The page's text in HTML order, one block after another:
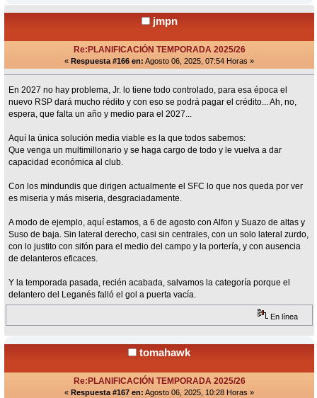
jmpn
Re:PLANIFICACIÓN TEMPORADA 2025/26
« Respuesta #166 en: Agosto 06, 2025, 07:54 Horas »
En 2027 no hay problema, Jr. lo tiene todo controlado, para esa época el
nuevo RSP dará mucho rédito y con eso se podrá pagar el crédito... Ah, no,
espera, que falta un año y medio para el 2027...
Aquí la única solución media viable es la que todos sabemos:
Que venga un multimillonario y se haga cargo de todo y le vuelva a dar
capacidad económica al club.
Con los mindundis que dirigen actualmente el SFC lo que nos queda por ver
es miseria y más miseria, desgraciadamente.
A modo de ejemplo, aquí estamos, a 6 de agosto con Alfon y Suazo de altas y
Suso de baja. Sin lateral derecho, casi sin centrales, con un solo lateral zurdo,
con lo justito con sifón para el medio del campo y la portería, y con ausencia
de delanteros eficaces.
Y la temporada pasada, recién acabada, salvamos la categoría porque el
delantero del Leganés falló el gol a puerta vacía.
En línea
tomahawk
Re:PLANIFICACIÓN TEMPORADA 2025/26
« Respuesta #167 en: Agosto 06, 2025, 10:28 Horas »